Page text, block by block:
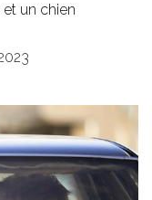
un chien